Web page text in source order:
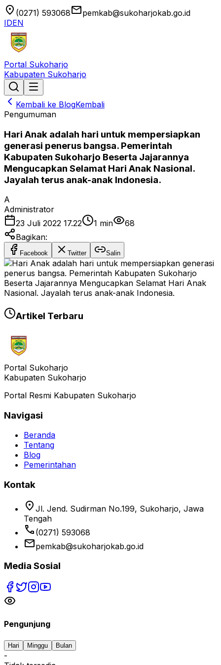
location_on (0271) 593068emailpemkab@sukoharjokab.go.id
IDEN
Portal Sukoharjo
Kabupaten Sukoharjo
Kembali ke BlogKembali
Pengumuman
Hari Anak adalah hari untuk mempersiapkan
generasi penerus bangsa. Pemerintah
Kabupaten Sukoharjo Beserta Jajarannya
Mengucapkan Selamat Hari Anak Nasional.
Jayalah terus anak-anak Indonesia.
A
Administrator
23 Juli 2022 17.22
1 min
68
Bagikan:
Facebook Twitter Salin
Artikel Terbaru
Portal Sukoharjo
Kabupaten Sukoharjo
Portal Resmi Kabupaten Sukoharjo
Navigasi
Beranda
Tentang
Blog
Pemerintahan
Kontak
location_on Jl. Jend. Sudirman No.199, Sukoharjo, Jawa
Tengah
phone (0271) 593068
emailpemkab@sukoharjokab.go.id
Media Sosial
Pengunjung
Hari Minggu Bulan
-